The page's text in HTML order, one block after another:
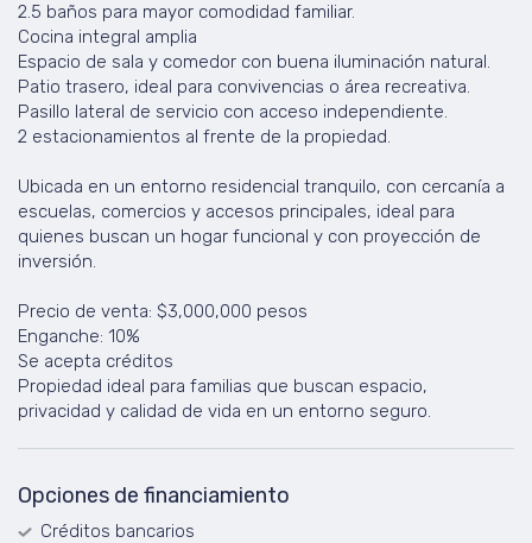
2.5 baños para mayor comodidad familiar.
Cocina integral amplia
Espacio de sala y comedor con buena iluminación natural.
Patio trasero, ideal para convivencias o área recreativa.
Pasillo lateral de servicio con acceso independiente.
2 estacionamientos al frente de la propiedad.
Ubicada en un entorno residencial tranquilo, con cercanía a
escuelas, comercios y accesos principales, ideal para
quienes buscan un hogar funcional y con proyección de
inversión.
Precio de venta: $3,000,000 pesos
Enganche: 10%
Se acepta créditos
Propiedad ideal para familias que buscan espacio,
privacidad y calidad de vida en un entorno seguro.
Opciones de financiamiento
Créditos bancarios